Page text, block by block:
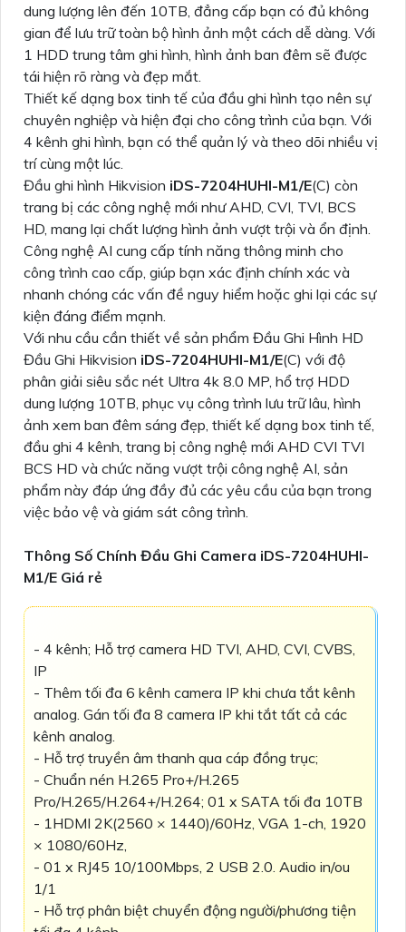
dung lượng lên đến 10TB, đẳng cấp bạn có đủ không
gian để lưu trữ toàn bộ hình ảnh một cách dễ dàng. Với
1 HDD trung tâm ghi hình, hình ảnh ban đêm sẽ được
tái hiện rõ ràng và đẹp mắt.
Thiết kế dạng box tinh tế của đầu ghi hình tạo nên sự
chuyên nghiệp và hiện đại cho công trình của bạn. Với
4 kênh ghi hình, bạn có thể quản lý và theo dõi nhiều vị
trí cùng một lúc.
Đầu ghi hình Hikvision iDS-7204HUHI-M1/E(C) còn
trang bị các công nghệ mới như AHD, CVI, TVI, BCS
HD, mang lại chất lượng hình ảnh vượt trội và ổn định.
Công nghệ AI cung cấp tính năng thông minh cho
công trình cao cấp, giúp bạn xác định chính xác và
nhanh chóng các vấn đề nguy hiểm hoặc ghi lại các sự
kiện đáng điểm mạnh.
Với nhu cầu cần thiết về sản phẩm Đầu Ghi Hình HD
Đầu Ghi Hikvision iDS-7204HUHI-M1/E(C) với độ
phân giải siêu sắc nét Ultra 4k 8.0 MP, hổ trợ HDD
dung lượng 10TB, phục vụ công trình lưu trữ lâu, hình
ảnh xem ban đêm sáng đẹp, thiết kế dạng box tinh tế,
đầu ghi 4 kênh, trang bị công nghệ mới AHD CVI TVI
BCS HD và chức năng vượt trội công nghệ AI, sản
phẩm này đáp ứng đầy đủ các yêu cầu của bạn trong
việc bảo vệ và giám sát công trình.
Thông Số Chính Đầu Ghi Camera iDS-7204HUHI-
M1/E Giá rẻ
- 4 kênh; Hỗ trợ camera HD TVI, AHD, CVI, CVBS,
IP
- Thêm tối đa 6 kênh camera IP khi chưa tắt kênh
analog. Gán tối đa 8 camera IP khi tắt tất cả các
kênh analog.
- Hỗ trợ truyền âm thanh qua cáp đồng trục;
- Chuẩn nén H.265 Pro+/H.265
Pro/H.265/H.264+/H.264; 01 x SATA tối đa 10TB
- 1HDMI 2K(2560 × 1440)/60Hz, VGA 1-ch, 1920
× 1080/60Hz,
- 01 x RJ45 10/100Mbps, 2 USB 2.0. Audio in/ou
1/1
- Hỗ trợ phân biệt chuyển động người/phương tiện